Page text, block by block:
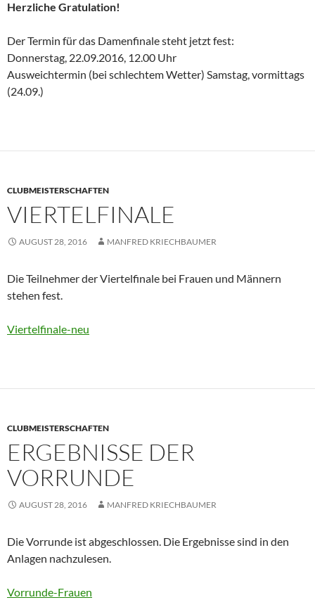
Herzliche Gratulation!
Der Termin für das Damenfinale steht jetzt fest:
Donnerstag, 22.09.2016, 12.00 Uhr
Ausweichtermin (bei schlechtem Wetter) Samstag, vormittags
(24.09.)
CLUBMEISTERSCHAFTEN
VIERTELFINALE
AUGUST 28, 2016 MANFRED KRIECHBAUMER
Die Teilnehmer der Viertelfinale bei Frauen und Männern
stehen fest.
Viertelfinale-neu
CLUBMEISTERSCHAFTEN
ERGEBNISSE DER
VORRUNDE
AUGUST 28, 2016 MANFRED KRIECHBAUMER
Die Vorrunde ist abgeschlossen. Die Ergebnisse sind in den
Anlagen nachzulesen.
Vorrunde-Frauen